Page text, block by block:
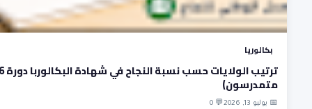
بكالوريا
متمدرسون)
📅 يوليو 13, 2026 💬 0